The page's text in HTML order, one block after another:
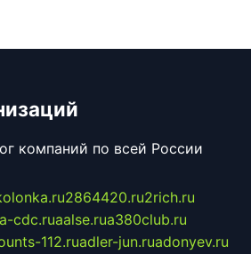
компаний по всей России
2864420.ru2rich.ru
a-cdc.ruaalse.rua380club.ru
112.ruadler-jun.ruadonyev.ru